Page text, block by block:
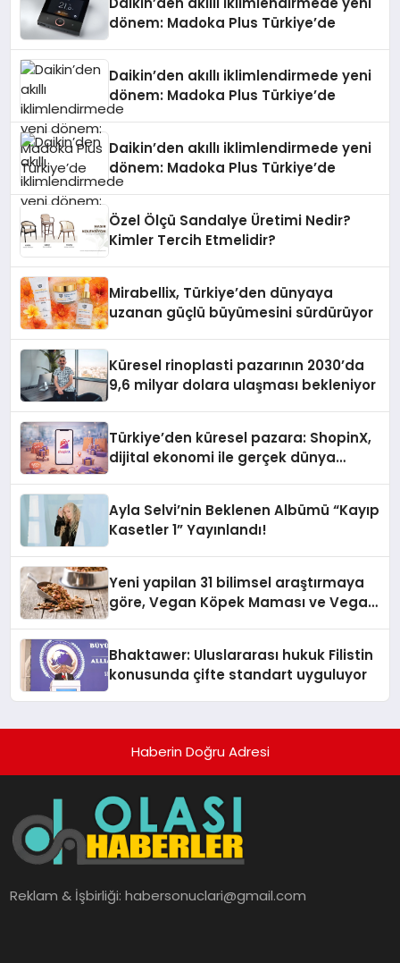
dönem: Madoka Plus Türkiye’de
Daikin’den akıllı iklimlendirmede yeni
dönem: Madoka Plus Türkiye’de
Daikin’den akıllı iklimlendirmede yeni
dönem: Madoka Plus Türkiye’de
Özel Ölçü Sandalye Üretimi Nedir?
Kimler Tercih Etmelidir?
Mirabellix, Türkiye’den dünyaya
uzanan güçlü büyümesini sürdürüyor
Küresel rinoplasti pazarının 2030’da
9,6 milyar dolara ulaşması bekleniyor
Türkiye’den küresel pazara: ShopinX,
dijital ekonomi ile gerçek dünya
Ayla Selvi’nin Beklenen Albümü “Kayıp
Kasetler 1” Yayınlandı!
Yeni yapilan 31 bilimsel araştırmaya
göre, Vegan Köpek Maması ve Vegan
Bhaktawer: Uluslararası hukuk Filistin
konusunda çifte standart uyguluyor
Haberin Doğru Adresi
Reklam & İşbirliği:habersonuclari@gmail.com